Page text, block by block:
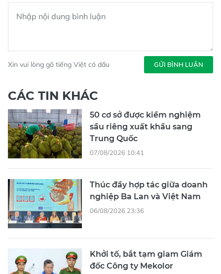
Xin vui lòng gõ tiếng Việt có dấu GỬI BÌNH LUẬN
CÁC TIN KHÁC
50 cơ sở được kiểm nghiệm
sầu riêng xuất khẩu sang
Trung Quốc
07/08/2026 10:41
Thúc đẩy hợp tác giữa doanh
nghiệp Ba Lan và Việt Nam
06/08/2026 23:36
Khởi tố, bắt tạm giam Giám
đốc Công ty Mekolor